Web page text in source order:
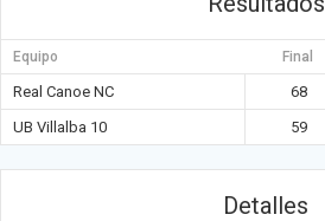
Equipo Final
Real Canoe NC 68
UB Villalba 10
59
Detalles